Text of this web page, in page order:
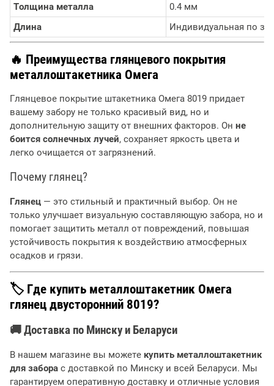
Толщина металла
0.4 мм
Длина
Индивидуальная по
🔥 Преимущества глянцевого покрытия
металлоштакетника Омега
Глянцевое покрытие штакетника Омега 8019 придает
вашему забору не только красивый вид, но и
дополнительную защиту от внешних факторов. Он не
боится солнечных лучей, сохраняет яркость цвета и
легко очищается от загрязнений.
Почему глянец?
Глянец — это стильный и практичный выбор. Он не
только улучшает визуальную составляющую забора, но и
помогает защитить металл от повреждений, повышая
устойчивость покрытия к воздействию атмосферных
осадков и грязи.
🏷 Где купить металлоштакетник Омега
глянец двусторонний 8019?
🚚 Доставка по Минску и Беларуси
В нашем магазине вы можете купить металлоштакетник
для забора с доставкой по Минску и всей Беларуси. Мы
гарантируем оперативную доставку и отличные условия